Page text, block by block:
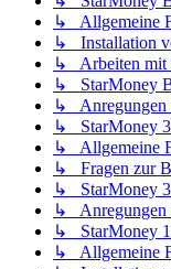
↳ Allgemeine
↳ Installation
↳ Arbeiten mit
↳ StarMoney
↳ Anregungen
↳ StarMoney 3
↳ Allgemeine
↳ Fragen zur
↳ StarMoney 3
↳ Anregungen
↳ StarMoney
↳ Allgemeine